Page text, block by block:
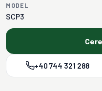
MODEL
SCP3
+40 744 321 288